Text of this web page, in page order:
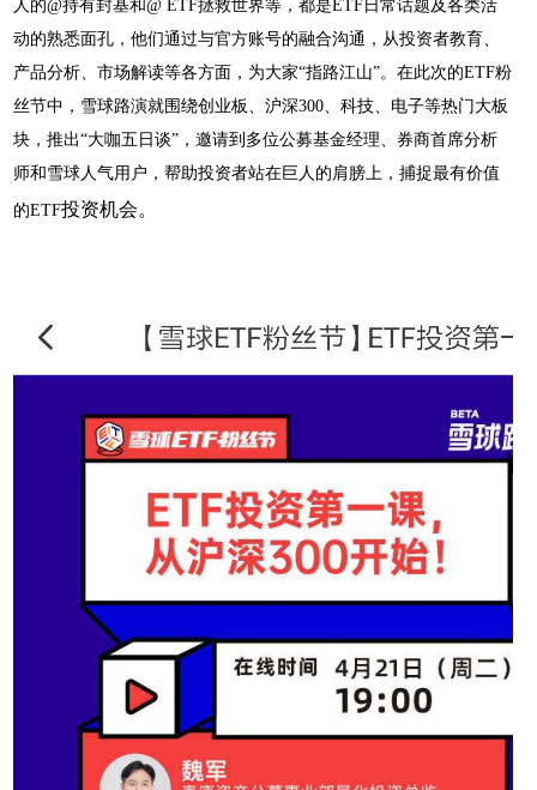
人的@持有封基和@ETF拯救世界等，都是ETF日常话题及各类活
动的熟悉面孔，他们通过与官方账号的融合沟通，从投资者教育、
产品分析、市场解读等各方面，为大家“指路江山”。在此次的ETF粉
丝节中，雪球路演就围绕创业板、沪深300、科技、电子等热门大板
块，推出“大咖五日谈”，邀请到多位公募基金经理、券商首席分析
师和雪球人气用户，帮助投资者站在巨人的肩膀上，捕捉最有价值
的ETF投资机会。